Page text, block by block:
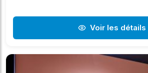
Voir les détails